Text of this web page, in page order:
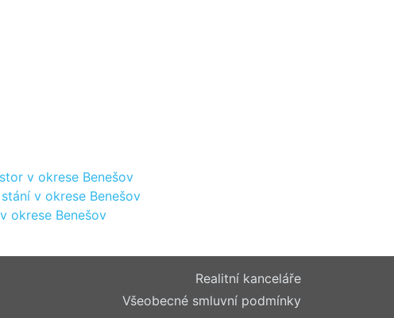
v okrese Benešov
v okrese Benešov
okrese Benešov
Realitní kanceláře
Všeobecné smluvní podmínky